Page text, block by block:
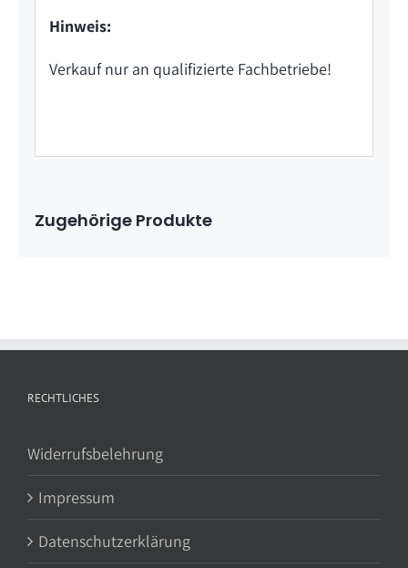
Hinweis:
Verkauf nur an qualifizierte Fachbetriebe!
Zugehörige Produkte
RECHTLICHES
Widerrufsbelehrung
Impressum
Datenschutzerklärung